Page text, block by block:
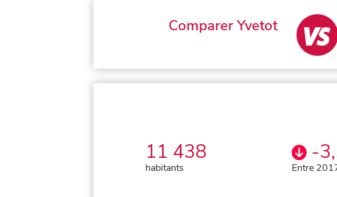
Comparer Yvetot
11 438
habitants
-
Entre